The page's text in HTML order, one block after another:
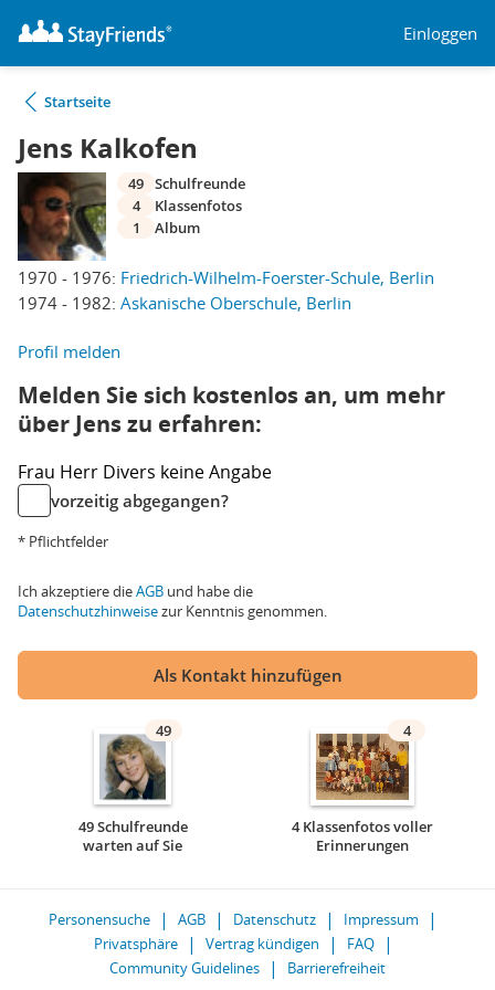
Einloggen
Startseite
Jens Kalkofen
1970 - 1976: Friedrich-Wilhelm-Foerster-Schule, Berlin
1974 - 1982: Askanische Oberschule, Berlin
49 Schulfreunde
4
Klassenfotos
1
Album
Profil melden
Melden Sie sich kostenlos an, um mehr
über Jens zu erfahren:
Frau Herr Divers keine Angabe
vorzeitig abgegangen?
* Pflichtfelder
Ich akzeptiere dieAGB und habe die
Datenschutzhinweisezur Kenntnis genommen.
Als Kontakt hinzufügen
49
49 Schulfreunde
warten auf Sie
4
4 Klassenfotos voller
Erinnerungen
Personensuche AGB Datenschutz
Impressum
Privatsphäre
Vertrag kündigen
FAQ
Community Guidelines
Barrierefreiheit